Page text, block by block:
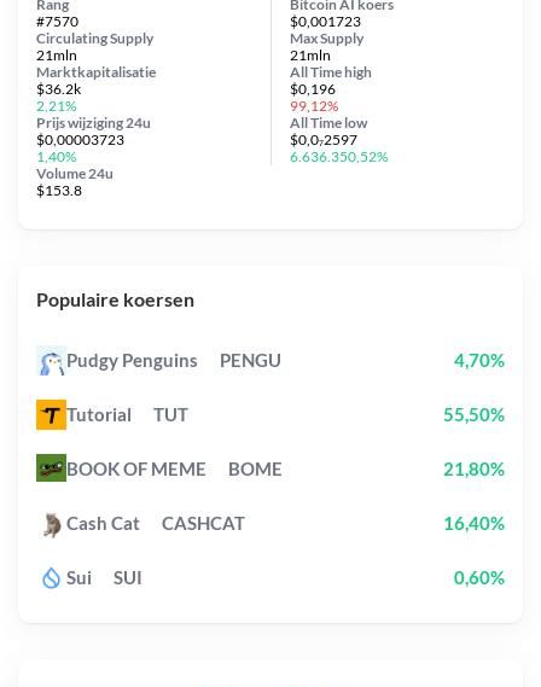
Bitcoin AI koers
$0,001723
Circulating Supply
21mln
Prijs wijziging 24u
$0,00003723
1,40%
Max Supply
21mln
Marktkapitalisatie
$36.2k
2,21%
Volume 24u
$153.8
Rang
#7570
All Timehigh
$0,196
99,12%
All Time low
$0,0₇2597
6.636.350,52%
Populaire koersen
Pudgy Penguins PENGU 4,70%
Tutorial TUT 55,50%
BOOK OF MEME BOME 21,80%
Cash Cat CASHCAT 16,40%
Sui SUI 0,60%